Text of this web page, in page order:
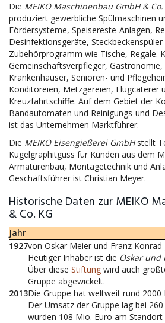
Die MEIKO Maschinenbau GmbH & Co.
produziert gewerbliche Spülmaschinen
Fördersysteme, Speisereste-Anlagen,
Desinfektionsgeräte,
Zubehörprogramm wie Tische, Regale.
Gemeinschaftsverpfleger, Gastronomie,
Krankenhäuser, Senioren- und
Konditoreien, Metzgereien, Flugcaterer
Kreuzfahrtschiffe. Auf dem Gebiet der
Bandautomaten und Reinigungs-und
ist das Unternehmen Marktführer.
Die MEIKO Eisengießerei GmbHstellt
Kugelgraphitguss für Kunden aus dem
Armaturenbau, Montagetechnik und
Geschäftsführer ist Christian Meyer.
Historische Daten zur MEIKO
& Co. KG
Jahr
1927von Oskar Meier und Franz
Heutiger Inhaber ist die Oskar und
Über diese Stiftung wird auch
Gruppe abgewickelt.
2013Die Gruppe hat weltweit rund
Der Umsatz der Gruppe lag bei
wurden 108 Mio. Euro am